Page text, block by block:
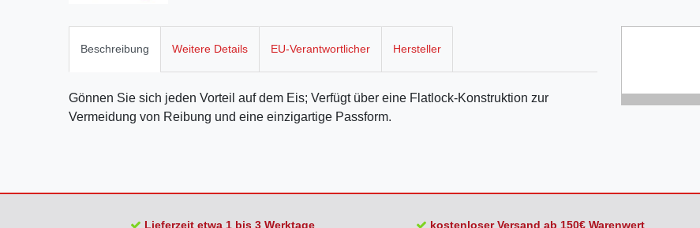
Beschreibung Weitere Details EU-Verantwortlicher Hersteller
Gönnen Sie sich jeden Vorteil auf dem Eis; Verfügt über eine Flatlock-Konstruktion zur
Vermeidung von Reibung und eine einzigartige Passform.
Lieferzeit etwa 1 bis 3 Werktage kostenloser Versand ab 150€ Warenwert